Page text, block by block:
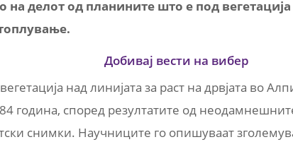
на делот од планините што е под
Добивај вести на вибер
над линијата за раст на дрвјата во
година, според резултатите од
снимки. Научниците го опишуваат